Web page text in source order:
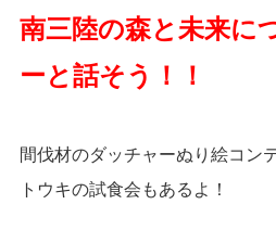
南三陸の森と未来に
ーと話そう！！
間伐材のダッチャーぬり絵コン
トウキの試食会もあるよ！